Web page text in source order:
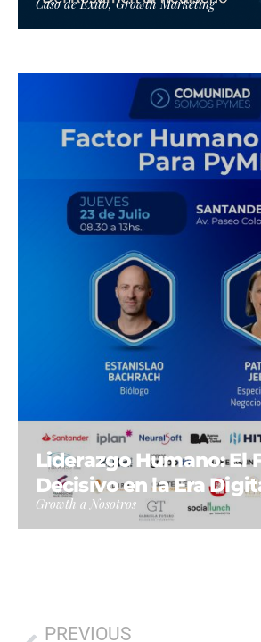
Caso de Éxito, Growth Marketing
Liderazgo Humano: El
Decisivo en la Era
Growth a Nosotros
PREVIOUS